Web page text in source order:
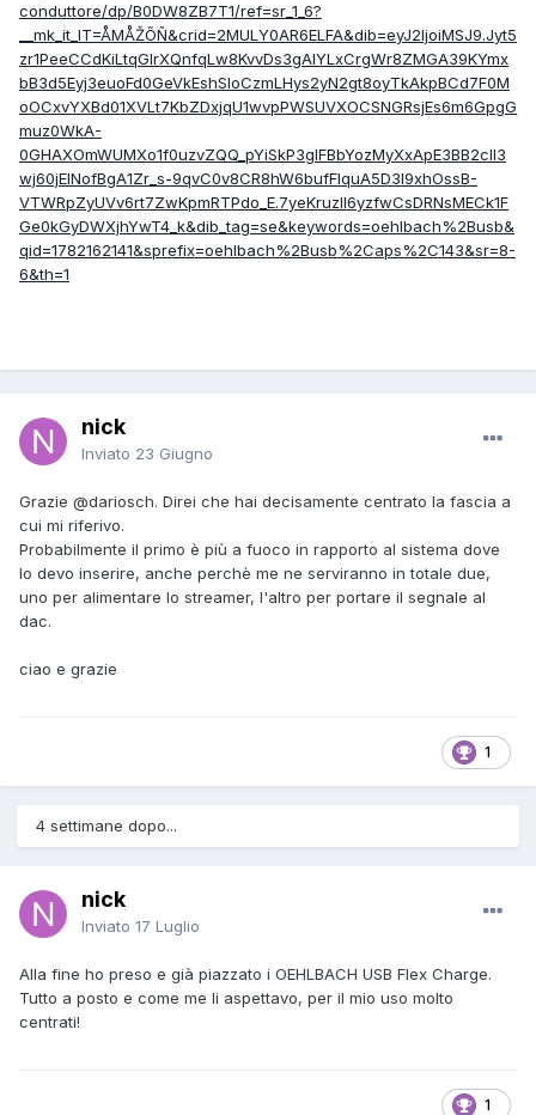
conduttore/dp/B0DW8ZB7T1/ref=sr_1_6?
__mk_it_IT=ÅMÅŽÕÑ&crid=2MULY0AR6ELFA&dib=eyJ2IjoiMSJ9.Jyt5
zr1PeeCCdKiLtqGlrXQnfqLw8KvvDs3gAlYLxCrgWr8ZMGA39KYmx
bB3d5Eyj3euoFd0GeVkEshSloCzmLHys2yN2gt8oyTkAkpBCd7F0M
oOCxvYXBd01XVLt7KbZDxjqU1wvpPWSUVXOCSNGRsjEs6m6GpgG
muz0WkA-
0GHAXOmWUMXo1f0uzvZQQ_pYiSkP3gIFBbYozMyXxApE3BB2clI3
wj60jEINofBgA1Zr_s-9qvC0v8CR8hW6bufFlquA5D3I9xhOssB-
VTWRpZyUVv6rt7ZwKpmRTPdo_E.7yeKruzll6yzfwCsDRNsMECk1F
Ge0kGyDWXjhYwT4_k&dib_tag=se&keywords=oehlbach%2Busb&
qid=1782162141&sprefix=oehlbach%2Busb%2Caps%2C143&sr=8-
6&th=1
nick
Inviato 23 Giugno
Grazie @dariosch. Direi che hai decisamente centrato la fascia a
cui mi riferivo.
Probabilmente il primo è più a fuoco in rapporto al sistema dove
lo devo inserire, anche perchè me ne serviranno in totale due,
uno per alimentare lo streamer, l'altro per portare il segnale al
dac.
ciao e grazie
1
4 settimane dopo...
nick
Inviato 17 Luglio
Alla fine ho preso e già piazzato i OEHLBACH USB Flex Charge.
Tutto a posto e come me li aspettavo, per il mio uso molto
centrati!
1